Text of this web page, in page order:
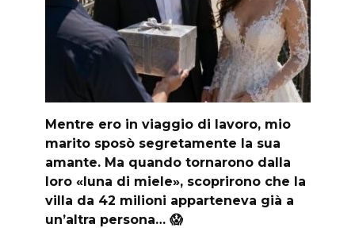
Mentre ero in viaggio di lavoro, mio
marito sposò segretamente la sua
amante. Ma quando tornarono dalla
loro «luna di miele», scoprirono che la
villa da 42 milioni apparteneva già a
un’altra persona… 😱